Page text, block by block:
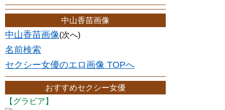
中山香苗画像
中山香苗画像(次へ)
名前検索
セクシー女優のエロ画像 TOPへ
おすすめセクシー女優
【グラビア】